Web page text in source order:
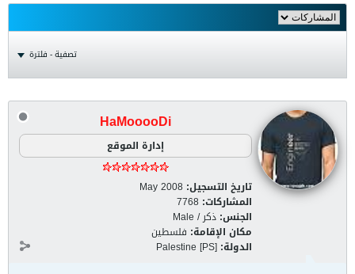
تصفية - فلترة
HaMooooDi
إدارة الموقع
تاريخ التسجيل: May 2008
المشاركات: 7768
الجنس: ذكر / Male
مكان الإقامة: فلسطين
الدولة: Palestine [PS]